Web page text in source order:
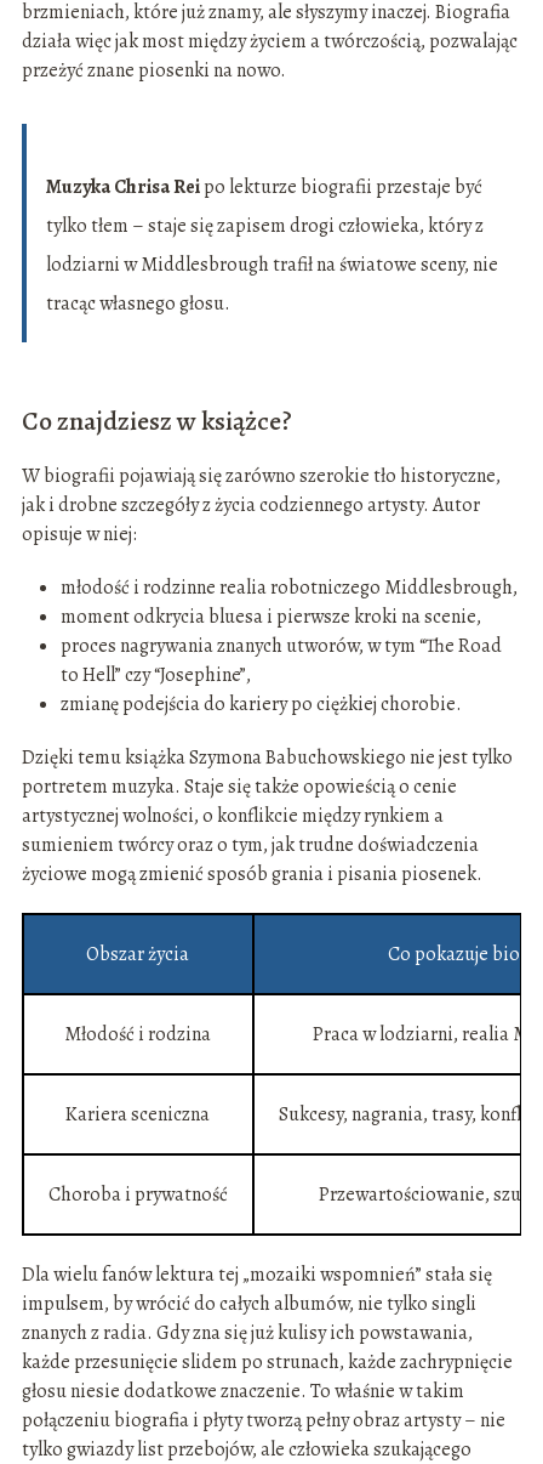
brzmieniach, które już znamy, ale słyszymy inaczej. Biografia
działa więc jak most między życiem a twórczością, pozwalając
przeżyć znane piosenki na nowo.
Muzyka Chrisa Reipo lekturze biografii przestaje być
tylko tłem – staje się zapisem drogi człowieka, który z
lodziarni w Middlesbrough trafił na światowe sceny, nie
tracąc własnego głosu.
Co znajdziesz w książce?
W biografii pojawiają się zarówno szerokie tło historyczne,
jak i drobne szczegóły z życia codziennego artysty. Autor
opisuje w niej:
młodość i rodzinne realia robotniczego Middlesbrough,
moment odkrycia bluesa i pierwsze kroki na scenie,
proces nagrywania znanych utworów, w tym “The Road
to Hell” czy “Josephine”,
zmianę podejścia do kariery po ciężkiej chorobie.
Dzięki temu książka Szymona Babuchowskiego nie jest tylko
portretem muzyka. Staje się także opowieścią o cenie
artystycznej wolności, o konflikcie między rynkiem a
sumieniem twórcy oraz o tym, jak trudne doświadczenia
życiowe mogą zmienić sposób grania i pisania piosenek.
Obszar życia Co pokazuje
Młodość i rodzina Praca w lodziarni, realia
Kariera sceniczna Sukcesy, nagrania, trasy,
Choroba i prywatność Przewartościowanie,
Dla wielu fanów lektura tej „mozaiki wspomnień” stała się
impulsem, by wrócić do całych albumów, nie tylko singli
znanych z radia. Gdy zna się już kulisy ich powstawania,
każde przesunięcie slidem po strunach, każde zachrypnięcie
głosu niesie dodatkowe znaczenie. To właśnie w takim
połączeniu biografia i płyty tworzą pełny obraz artysty – nie
tylko gwiazdy list przebojów, ale człowieka szukającego